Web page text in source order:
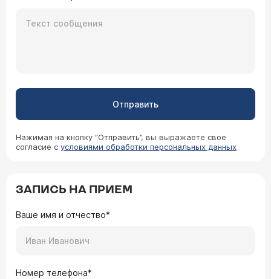
Отправить
Нажимая на кнопку “Отправить”, вы выражаете свое
согласие с условиями обработки персональных данных
ЗАПИСЬ НА ПРИЕМ
Ваше имя и отчество*
Номер телефона*